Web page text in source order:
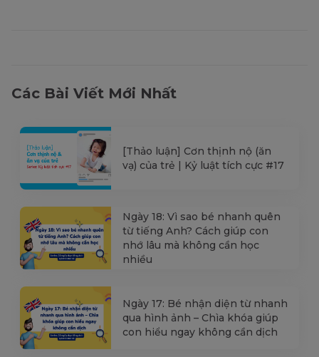
Các Bài Viết Mới Nhất
[Thảo luận] Cơn thịnh nộ (ăn
vạ) của trẻ | Kỷ luật tích cực #17
Ngày 18: Vì sao bé nhanh quên
từ tiếng Anh? Cách giúp con
nhớ lâu mà không cần học
nhiều
Ngày 17: Bé nhận diện từ nhanh
qua hình ảnh – Chìa khóa giúp
con hiểu ngay không cần dịch